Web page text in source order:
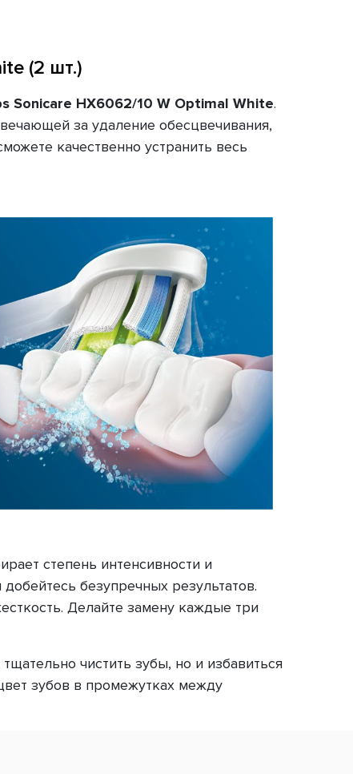
(2 шт.)
Sonicare HX6062/10 W Optimal White.
за удаление обесцвечивания,
качественно устранить весь
степень интенсивности и
безупречных результатов.
Делайте замену каждые три
чистить зубы, но и избавиться
зубов в промежутках между